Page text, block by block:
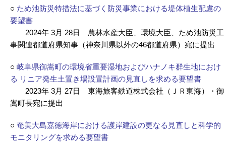
○ ため池防災特措法に基づく防災事業における堤体植生配慮の
要望書
2024年 3月 28日 農林水産大臣、環境大臣、ため池防災工
事関連都道府県知事（神奈川県以外の46都道府県）宛に提出
○ 岐阜県御嵩町の環境省重要湿地およびハナノキ群生地におけ
る リニア発生土置き場設置計画の見直しを求める要望書
2023年 3月 27日 東海旅客鉄道株式会社（ＪＲ東海）・御
嵩町長宛に提出
○ 奄美大島嘉徳海岸における護岸建設の更なる見直しと科学的
モニタリングを求める要望書